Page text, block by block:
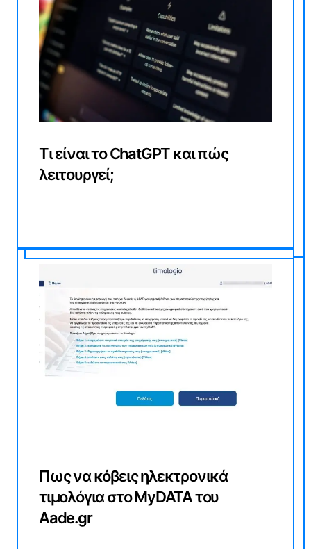
Τι είναι το ChatGPT και πώς
λειτουργεί;
Πως να κόβεις ηλεκτρονικά
τιμολόγια στο MyDATA του
Aade.gr